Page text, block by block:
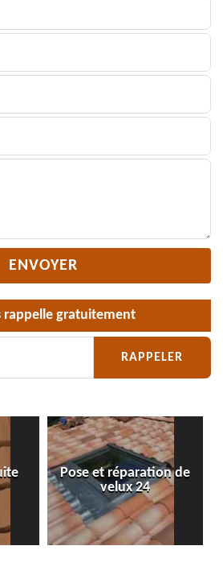
rappelle gratuitement
Pose et réparation de
velux 24